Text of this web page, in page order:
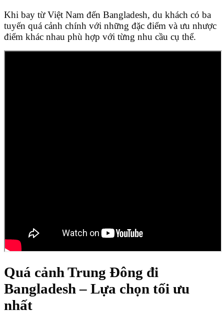
Khi bay từ Việt Nam đến Bangladesh, du khách có ba
tuyến quá cảnh chính với những đặc điểm và ưu nhược
điểm khác nhau phù hợp với từng nhu cầu cụ thể.
Quá cảnh Trung Đông đi
Bangladesh – Lựa chọn tối ưu
nhất